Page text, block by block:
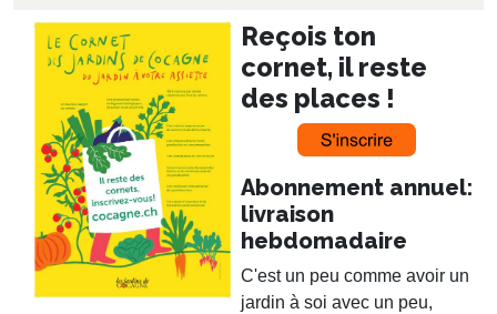
Reçois ton
cornet, il reste
des places !
Abonnement annuel:
livraison
hebdomadaire
C'est un peu comme avoir un
jardin à soi avec un peu,